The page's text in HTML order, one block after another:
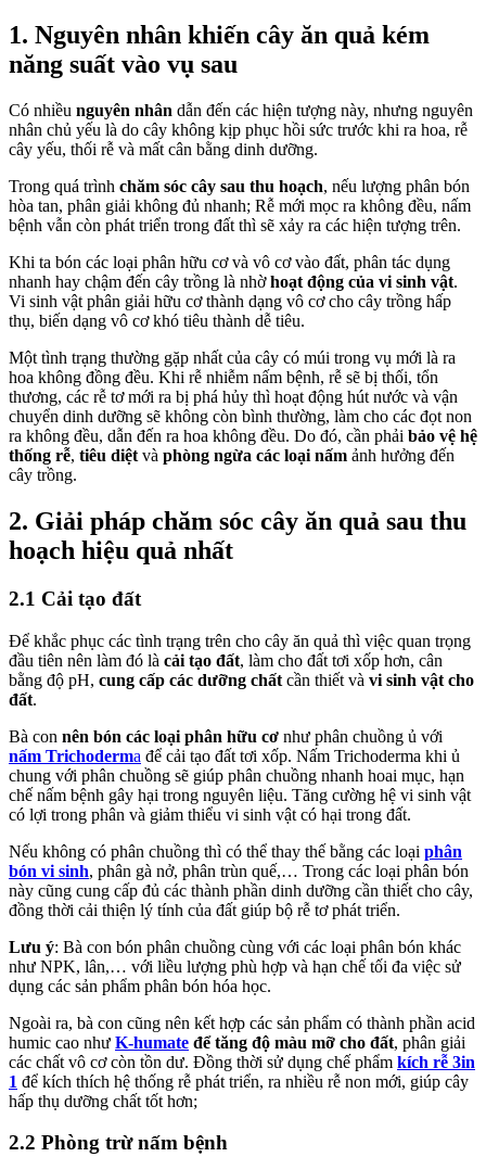
1. Nguyên nhân khiến cây ăn quả kém
năng suất vào vụ sau
Có nhiều nguyên nhân dẫn đến các hiện tượng này, nhưng nguyên
nhân chủ yếu là do cây không kịp phục hồi sức trước khi ra hoa, rễ
cây yếu, thối rễ và mất cân bằng dinh dưỡng.
Trong quá trình chăm sóc cây sau thu hoạch, nếu lượng phân bón
hòa tan, phân giải không đủ nhanh; Rễ mới mọc ra không đều, nấm
bệnh vẫn còn phát triển trong đất thì sẽ xảy ra các hiện tượng trên.
Khi ta bón các loại phân hữu cơ và vô cơ vào đất, phân tác dụng
nhanh hay chậm đến cây trồng là nhờhoạt động của vi sinh vật.
Vi sinh vật phân giải hữu cơ thành dạng vô cơ cho cây trồng hấp
thụ, biến dạng vô cơ khó tiêu thành dễ tiêu.
Một tình trạng thường gặp nhất của cây có múi trong vụ mới là ra
hoa không đồng đều. Khi rễ nhiễm nấm bệnh, rễ sẽ bị thối, tổn
thương, các rễ tơ mới ra bị phá hủy thì hoạt động hút nước và vận
chuyển dinh dưỡng sẽ không còn bình thường, làm cho các đọt non
ra không đều, dẫn đến ra hoa không đều. Do đó, cần phải bảo vệ hệ
thống rễ, tiêu diệt và phòng ngừa các loại nấm ảnh hưởng đến
cây trồng.
2. Giải pháp chăm sóc cây ăn quả sau thu
hoạch hiệu quả nhất
2.1 Cải tạo đất
Để khắc phục các tình trạng trên cho cây ăn quả thì việc quan trọng
đầu tiên nên làm đó là cải tạo đất, làm cho đất tơi xốp hơn, cân
bằng độ pH, cung cấp các dưỡng chất cần thiết và vi sinh vật cho
đất.
Bà con nên bón các loại phân hữu cơ như phân chuồng ủ với
nấm Trichoderma để cải tạo đất tơi xốp. Nấm Trichoderma khi ủ
chung với phân chuồng sẽ giúp phân chuồng nhanh hoai mục, hạn
chế nấm bệnh gây hại trong nguyên liệu. Tăng cường hệ vi sinh vật
có lợi trong phân và giảm thiểu vi sinh vật có hại trong đất.
Nếu không có phân chuồng thì có thể thay thế bằng các loại phân
bón vi sinh, phân gà nở, phân trùn quế,… Trong các loại phân bón
này cũng cung cấp đủ các thành phần dinh dưỡng cần thiết cho cây,
đồng thời cải thiện lý tính của đất giúp bộ rễ tơ phát triển.
Lưu ý: Bà con bón phân chuồng cùng với các loại phân bón khác
như NPK, lân,… với liều lượng phù hợp và hạn chế tối đa việc sử
dụng các sản phẩm phân bón hóa học.
Ngoài ra, bà con cũng nên kết hợp các sản phẩm có thành phần acid
humic cao như K-humate để tăng độ màu mỡ cho đất, phân giải
các chất vô cơ còn tồn dư. Đồng thời sử dụng chế phẩm kích rễ 3in
1 để kích thích hệ thống rễ phát triển, ra nhiều rễ non mới, giúp cây
hấp thụ dưỡng chất tốt hơn;
2.2 Phòng trừ nấm bệnh